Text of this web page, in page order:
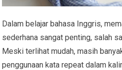
Dalam belajar bahasa Inggris,
sederhana sangat penting, salah
Meski terlihat mudah, masih
penggunaan kata repeat dalam